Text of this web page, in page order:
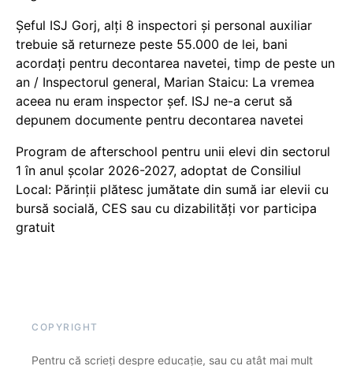
Șeful ISJ Gorj, alți 8 inspectori și personal auxiliar
trebuie să returneze peste 55.000 de lei, bani
acordați pentru decontarea navetei, timp de peste un
an / Inspectorul general, Marian Staicu: La vremea
aceea nu eram inspector șef. ISJ ne-a cerut să
depunem documente pentru decontarea navetei
Program de afterschool pentru unii elevi din sectorul
1 în anul școlar 2026-2027, adoptat de Consiliul
Local: Părinții plătesc jumătate din sumă iar elevii cu
bursă socială, CES sau cu dizabilităţi vor participa
gratuit
COPYRIGHT
Pentru că scrieți despre educație, sau cu atât mai mult